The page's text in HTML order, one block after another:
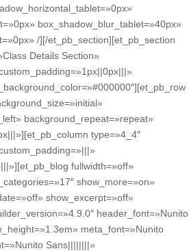
box_shadow_blur_tablet=»40px»
/][/et_pb_section][et_pb_section
Details Section»
background_repeat=»repeat»
type=»4_4″
fullwidth=»off»
show_more=»on»
show_excerpt=»off»
header_font=»Nunito
meta_font=»Nunito
Sans||||||||»